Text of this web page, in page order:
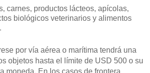
carnes, productos lácteos, apícolas,
biológicos veterinarios y alimentos
por vía aérea o marítima tendrá una
objetos hasta el límite de USD 500 o su
moneda. En los casos de frontera